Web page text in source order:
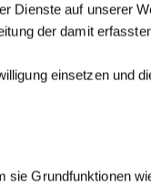
Dienste auf unserer
der damit
einsetzen und
sie Grundfunktionen